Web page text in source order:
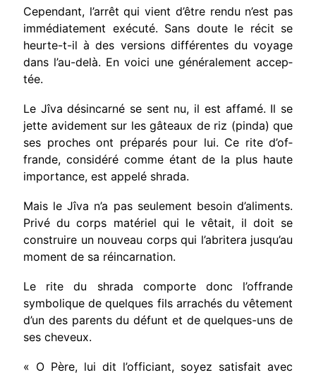
Cependant, l’arrêt qui vient d’être rendu n’est pas
immédiatement exécuté. Sans doute le récit se
heurte-t-il à des versions différentes du voyage
dans l’au-delà. En voici une généralement accep­
tée.
Le Jîva désincarné se sent nu, il est affamé. Il se
jette avidement sur les gâteaux de riz (pinda) que
ses proches ont préparés pour lui. Ce rite d’of­
frande, considéré comme étant de la plus haute
importance, est appelé shrada.
Mais le Jîva n’a pas seulement besoin d’ali­ments.
Privé du corps matériel qui le vêtait, il doit se
construire un nouveau corps qui l’abritera jusqu’au
moment de sa réincarnation.
Le rite du shrada comporte donc l’offrande
symbolique de quelques fils arrachés du vêtement
d’un des parents du défunt et de quelques-uns de
ses cheveux.
« O Père, lui dit l’officiant, soyez satis­fait avec